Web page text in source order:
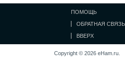
ПОМОЩЬ
ОБРАТНАЯ СВЯЗЬ
ВВЕРХ
Copyright © 2026 eHam.ru.